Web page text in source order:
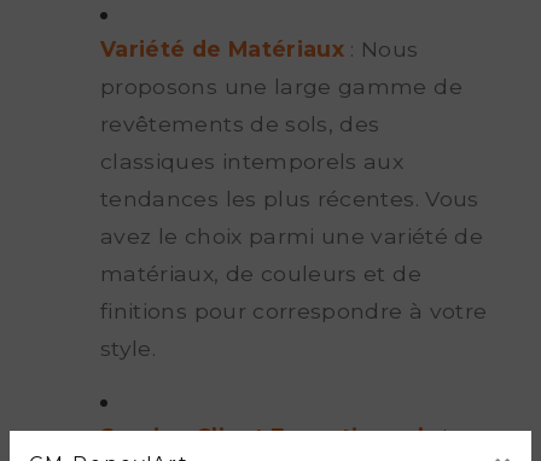
Variété de Matériaux : Nous
proposons une large gamme de
revêtements de sols, des
classiques intemporels aux
tendances les plus récentes. Vous
avez le choix parmi une variété de
matériaux, de couleurs et de
finitions pour correspondre à votre
style.
Service Client Exceptionnel: La